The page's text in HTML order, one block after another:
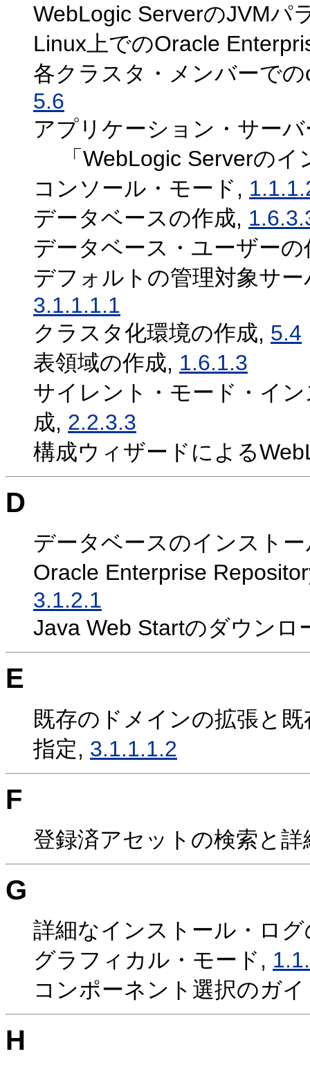
WebLogic ServerのJVMパ
Linux上でのOracle
各クラスタ・メンバーで
5.6
アプリケーション・サー
「WebLogic Serverの
コンソール・モード,
データベースの作成,
データベース・ユーザー
デフォルトの管理対象サ
3.1.1.1.1
クラスタ化環境の作成, 5.4
表領域の作成, 1.6.1.3
サイレント・モード・イ
成, 2.2.3.3
構成ウィザードによる
D
データベースのインスト
Oracle Enterprise
3.1.2.1
Java Web Startのダウン
E
既存のドメインの拡張と
指定, 3.1.1.1.2
F
登録済アセットの検索と
G
詳細なインストール・ロ
グラフィカル・モード,
コンポーネント選択のガ
H